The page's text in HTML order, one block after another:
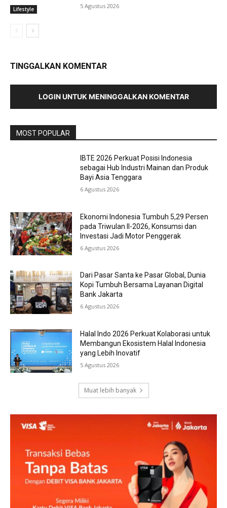
Lifestyle 5 Agustus 2026
TINGGALKAN KOMENTAR
LOGIN UNTUK MENINGGALKAN KOMENTAR
MOST POPULAR
IBTE 2026 Perkuat Posisi Indonesia
sebagai Hub Industri Mainan dan Produk
Bayi Asia Tenggara
6 Agustus 2026
Ekonomi Indonesia Tumbuh 5,29 Persen
pada Triwulan II-2026, Konsumsi dan
Investasi Jadi Motor Penggerak
6 Agustus 2026
Dari Pasar Santa ke Pasar Global, Dunia
Kopi Tumbuh Bersama Layanan Digital
Bank Jakarta
6 Agustus 2026
Halal Indo 2026 Perkuat Kolaborasi untuk
Membangun Ekosistem Halal Indonesia
yang Lebih Inovatif
5 Agustus 2026
Muat lebih banyak